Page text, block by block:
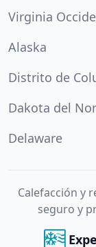
Virginia
Alaska
Distrito de
Dakota del
Delaware
Calefacción y
seguro y